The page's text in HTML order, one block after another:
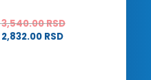
3,540.00RSDRaspon
2,832.00 RSDRaspon